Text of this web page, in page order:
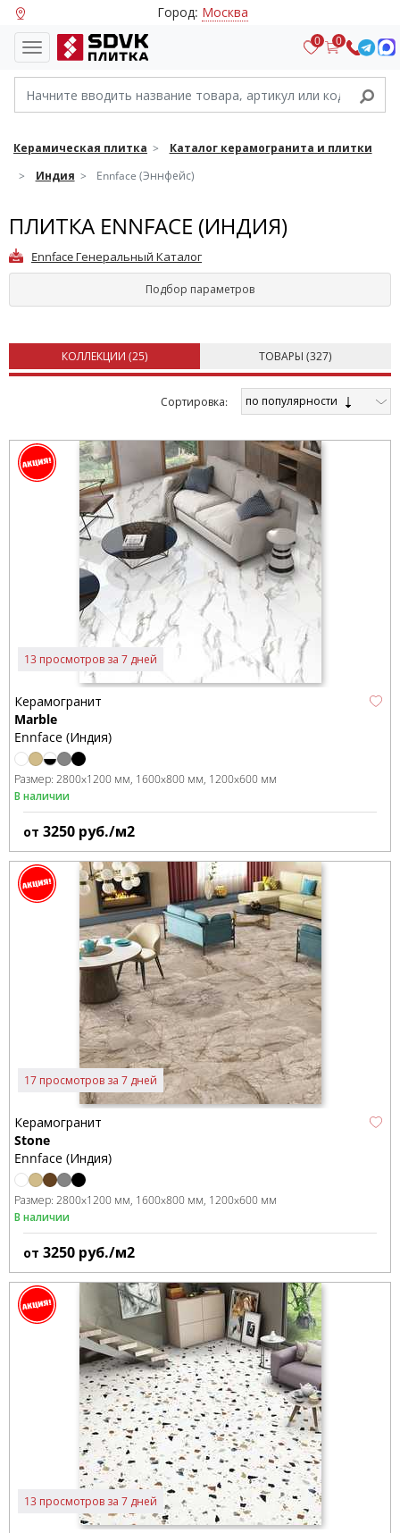
Город: Москва
0 0
Керамическая плитка
Каталог керамогранита и плитки
Индия
Ennface (Эннфейс)
ПЛИТКА ENNFACE (ИНДИЯ)
Ennface Генеральный Каталог
Подбор параметров
КОЛЛЕКЦИИ (25) ТОВАРЫ (327)
Cортировка: по популярности
13 просмотров за 7 дней
Керамогранит
Marble
Ennface (Индия)
Размер: 2800x1200 мм 1600x800 мм 1200x600 мм
В наличии
от 3250 руб./м2
17 просмотров за 7 дней
Керамогранит
Stone
Ennface (Индия)
Размер: 2800x1200 мм 1600x800 мм 1200x600 мм
В наличии
от 3250 руб./м2
13 просмотров за 7 дней